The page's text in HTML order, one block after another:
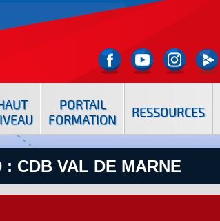
PORTAIL
FORMATION
RESSOURCES
CDB VAL DE MARNE